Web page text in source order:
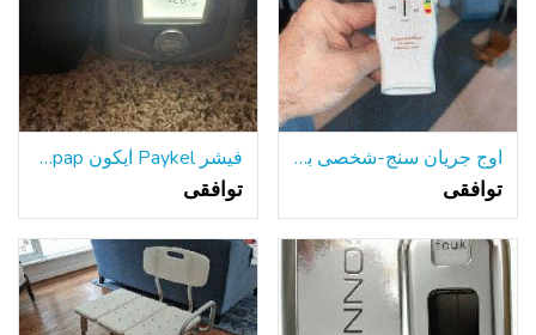
اوج جریان سنج-شخصی بهترین-جدید
توافقی
فیشر Paykel آیکون Cpap ماشین
توافقی